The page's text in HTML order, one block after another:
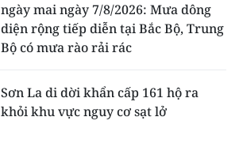
ngày mai ngày 7/8/2026: Mưa dông
diện rộng tiếp diễn tại Bắc Bộ, Trung
Bộ có mưa rào rải rác
Sơn La di dời khẩn cấp 161 hộ ra
khỏi khu vực nguy cơ sạt lở